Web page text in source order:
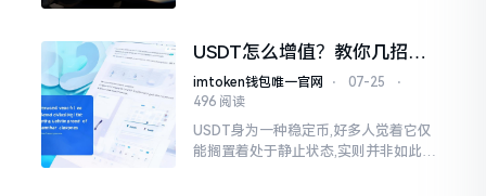
USDT怎么增值？教你几招让
稳定币也赚钱
imtoken钱包唯一官网 ⋅ 07-25
⋅
496 阅读
USDT身为一种稳定币,好多人觉着它仅
能搁置着处于静止状态,实则并非如此这